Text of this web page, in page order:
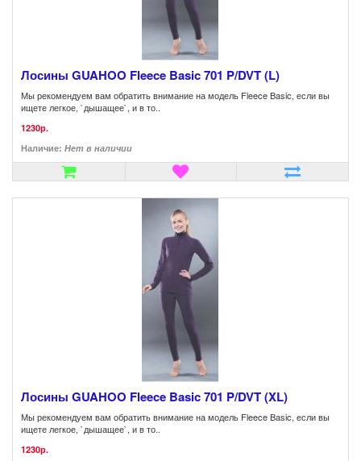
Лосины GUAHOO Fleece Basic 701 P/DVT (L)
Мы рекомендуем вам обратить внимание на модель Fleece Basic, если вы
ищете легкое, `дышащее`, и в то..
1230р.
Наличие: Нет в наличии
Лосины GUAHOO Fleece Basic 701 P/DVT (XL)
Мы рекомендуем вам обратить внимание на модель Fleece Basic, если вы
ищете легкое, `дышащее`, и в то..
1230р.